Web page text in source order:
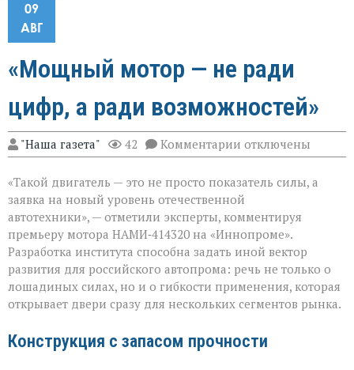
09
АВГ
«Мощный мотор — не ради
цифр, а ради возможностей»
"Наша газета" 42 Комментарии к
записи
мотор — не
ради
а
ради
возможностей»
отключены
«Такой двигатель — это не просто показатель силы, а
заявка на новый уровень отечественной
автотехники», — отметили эксперты, комментируя
премьеру мотора НАМИ‑414320 на «Иннопроме».
Разработка института способна задать иной вектор
развития для российского автопрома: речь не только о
лошадиных силах, но и о гибкости применения, которая
открывает двери сразу для нескольких сегментов рынка.
Конструкция с запасом прочности